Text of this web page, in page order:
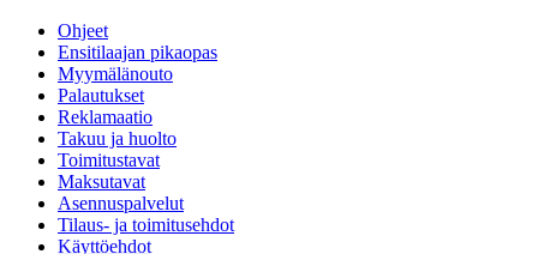
Ohjeet
Ensitilaajan pikaopas
Myymälänouto
Palautukset
Reklamaatio
Takuu ja huolto
Toimitustavat
Maksutavat
Asennuspalvelut
Tilaus- ja toimitusehdot
Käyttöehdot